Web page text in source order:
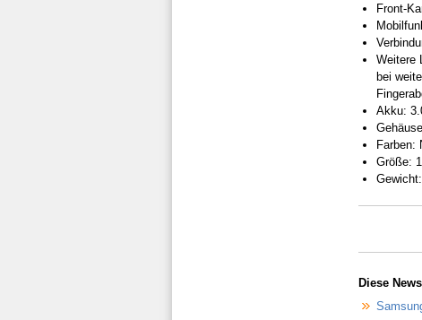
Front-
Weitere
bei
Akku:
Farben:
Größe:
Diese